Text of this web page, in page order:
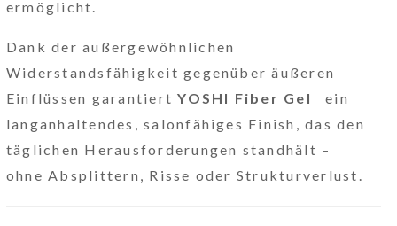
ermöglicht.
Dank der außergewöhnlichen
Widerstandsfähigkeit gegenüber äußeren
Einflüssen garantiertYOSHI Fiber Gel
ein
langanhaltendes, salonfähiges Finish, das den
täglichen Herausforderungen standhält –
ohne Absplittern, Risse oder Strukturverlust.